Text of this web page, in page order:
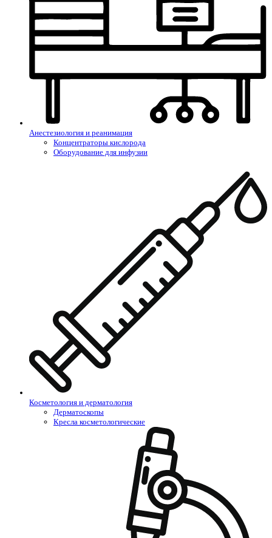
Анестезиология и реанимация
Концентраторы кислорода
Оборудование для инфузии
Косметология и дерматология
Дерматоскопы
Кресла косметологические